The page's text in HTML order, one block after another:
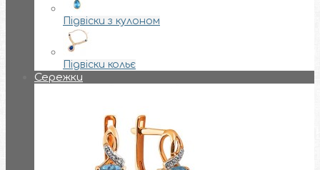
Підвіски з кулоном
Підвіски кольє
Сережки